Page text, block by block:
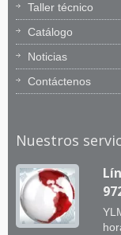
Taller técnico
Catálogo
Noticias
Contáctenos
Nuestros